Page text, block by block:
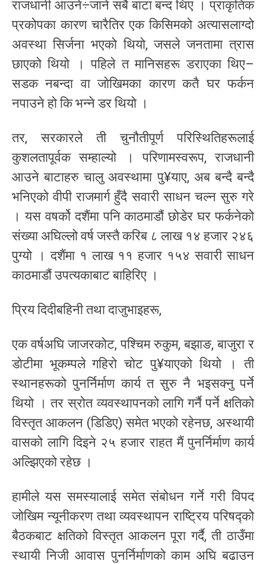
राजधानी आउने÷जाने सबै बाटा बन्द थिए । प्राकृतिक
प्रकोपका कारण चारैतिर एक किसिमको अत्यासलाग्दो
अवस्था सिर्जना भएको थियो, जसले जनतामा त्रास
छाएको थियो । पहिले त मानिसहरू डराएका थिए–
सडक नबन्दा वा जोखिमका कारण कतै घर फर्कन
नपाउने हो कि भन्ने डर थियो ।
तर, सरकारले ती चुनौतीपूर्ण परिस्थितिहरूलाई
कुशलतापूर्वक सम्हाल्यो । परिणामस्वरूप, राजधानी
आउने बाटाहरु चालु अवस्थामा पु¥याए, अब बन्दै बन्दै
भनिएको वीपी राजमार्ग हुँदै सवारी साधन चल्न सुरु गरे
। यस वषर्को दशैंमा पनि काठमाडौं छोडेर घर फर्कनेको
संख्या अघिल्लो वर्ष जस्तै करिब ८ लाख १४ हजार २४६
पुग्यो । दशैंमा १ लाख ११ हजार १५४ सवारी साधन
काठमाडौं उपत्यकाबाट बाहिरिए ।
प्रिय दिदीबहिनी तथा दाजुभाइहरू,
एक वर्षअघि जाजरकोट, पश्चिम रुकुम, बझाङ, बाजुरा र
डोटीमा भूकम्पले गहिरो चोट पु¥याएको थियो । ती
स्थानहरूको पुनर्निर्माण कार्य त सुरु नै भइसक्नु पर्ने
थियो । तर स्रोत व्यवस्थापनको लागि गर्नै पर्ने क्षतिको
विस्तृत आकलन (डिडिए) समेत भएको रहेनछ, अस्थायी
वासको लागि दिइने २५ हजार राहत मैं पुनर्निर्माण कार्य
अल्झिएको रहेछ ।
हामीले यस समस्यालाई समेत संबोधन गर्ने गरी विपद
जोखिम न्यूनीकरण तथा व्यवस्थापन राष्ट्रिय परिषद्को
बैठकबाट क्षतिको विस्तृत आकलन पूरा गर्दै, ती ठाउँमा
स्थायी निजी आवास पुनर्निर्माणको काम अघि बढाउन